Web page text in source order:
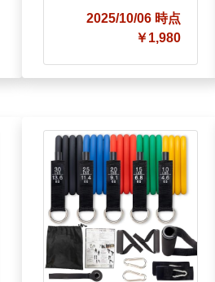
2025/10/06 時点
￥1,980